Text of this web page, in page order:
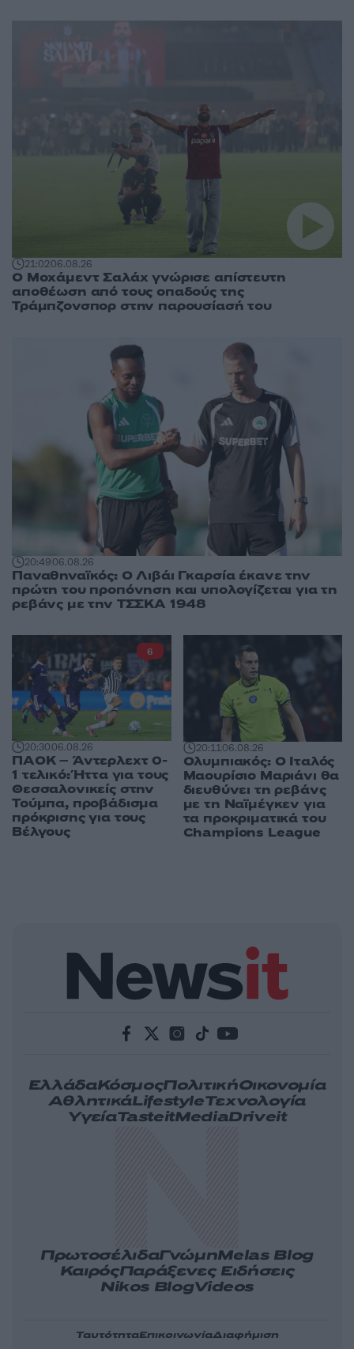
21:0206.08.26
Ο Μοχάμεντ Σαλάχ γνώρισε απίστευτη
αποθέωση από τους οπαδούς της
Τράμπζονσπορ στην παρουσίασή του
20:4906.08.26
Παναθηναϊκός: Ο Λιβάι Γκαρσία έκανε την
πρώτη του προπόνηση και υπολογίζεται για τη
ρεβάνς με την ΤΣΣΚΑ 1948
20:3006.08.26
ΠΑΟΚ – Άντερλεχτ 0-
1 τελικό: Ήττα για τους
Θεσσαλονικείς στην
Τούμπα, προβάδισμα
πρόκρισης για τους
Βέλγους
6
20:1106.08.26
Ολυμπιακός: Ο Ιταλός
Μαουρίσιο Μαριάνι θα
διευθύνει τη ρεβάνς
με τη Ναϊμέγκεν για
τα προκριματικά του
Champions League
ΕλλάδαΚόσμοςΠολιτικήΟικονομία
ΑθλητικάLifestyleΤεχνολογία
ΥγείαTasteitMediaDriveit
ΠρωτοσέλιδαΓνώμηMelas Blog
ΚαιρόςΠαράξενες Ειδήσεις
Nikos BlogVideos
ΤαυτότηταΕπικοινωνίαΔιαφήμιση